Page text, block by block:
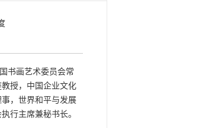
书画艺术委员会常
授，中国企业文化
，世界和平与发展
行主席兼秘书长。